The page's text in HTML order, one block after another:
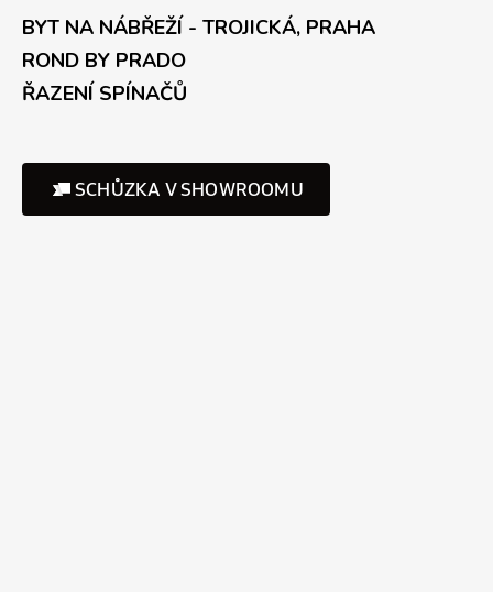
BYT NA NÁBŘEŽÍ - TROJICKÁ, PRAHA
ROND BY PRADO
ŘAZENÍ SPÍNAČŮ
SCHŮZKA V SHOWROOMU